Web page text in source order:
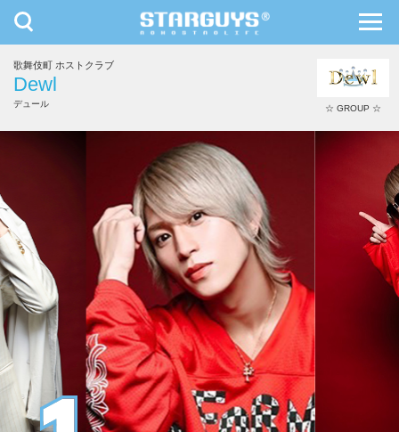
九州・沖縄 北海道・東北
toggle
navigation
歌舞伎町 ホストクラブ
Dewl
デュール ☆ GROUP ☆
TAKUYA∞